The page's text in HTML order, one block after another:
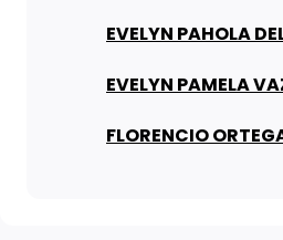
EVELYN PAHOLA
EVELYN PAMELA
FLORENCIO